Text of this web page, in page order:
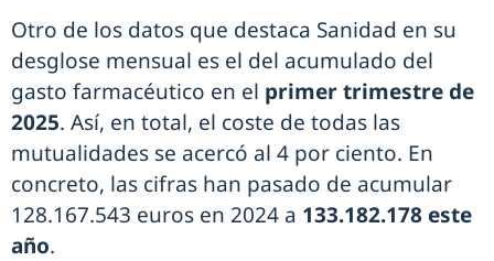
Otro de los datos que destaca Sanidad en su
desglose mensual es el del acumulado del
gasto farmacéutico en el primer trimestre de
2025. Así, en total, el coste de todas las
mutualidades se acercó al 4 por ciento. En
concreto, las cifras han pasado de acumular
128.167.543 euros en 2024 a 133.182.178 este
año.